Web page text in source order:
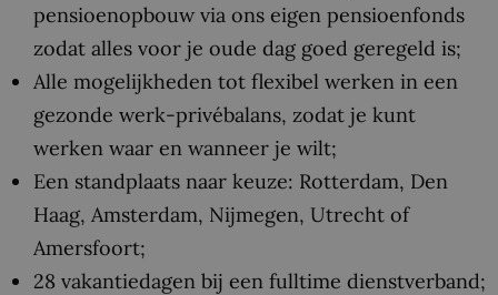
pensioenopbouw via ons eigen pensioenfonds
zodat alles voor je oude dag goed geregeld is;
Alle mogelijkheden tot flexibel werken in een
gezonde werk-privébalans, zodat je kunt
werken waar en wanneer je wilt;
Een standplaats naar keuze: Rotterdam, Den
Haag, Amsterdam, Nijmegen, Utrecht of
Amersfoort;
28 vakantiedagen bij een fulltime dienstverband;